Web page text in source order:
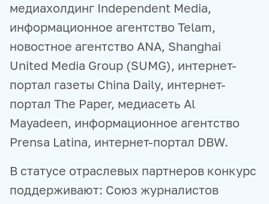
медиахолдинг Independent Media,
информационное агентство Telam,
новостное агентство ANA, Shanghai
United Media Group (SUMG), интернет-
портал газеты China Daily, интернет-
портал The Paper, медиасеть Al
Mayadeen, информационное агентство
Prensa Latina, интернет-портал DBW.
В статусе отраслевых партнеров конкурс
поддерживают: Союз журналистов